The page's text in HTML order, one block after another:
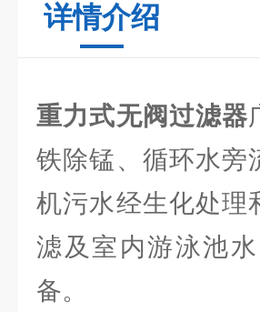
详情介绍
重力式无阀过滤器
铁除锰、循环水旁
机污水经生化处理
滤及室内游泳池
备。